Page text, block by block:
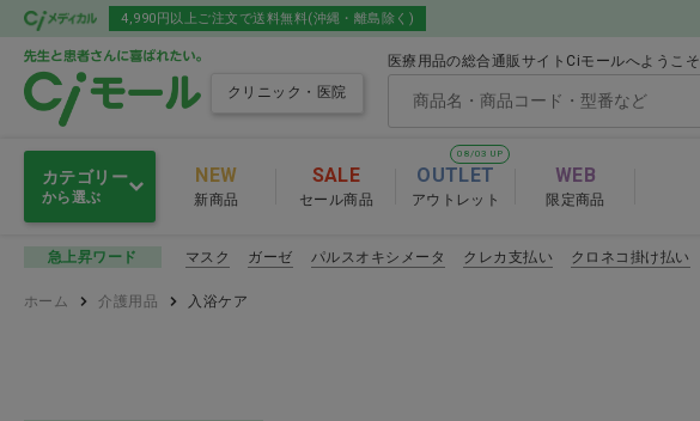
4,990円以上ご注文で送料無料(沖縄・離島除く)
クリニック・医院
医療用品の総合通販サイトCiモールへようこそ
カテゴリー
から選ぶ
感染予防
滅菌・消毒・洗浄
感染予防
NEW
新商品
SALE
セール商品
08/03 UP
OUTLET
アウトレット
WEB
限定商品
急上昇ワード マスク ガーゼ パルスオキシメータ クレカ支払い クロネコ掛け払い
ホーム 介護用品 入浴ケア